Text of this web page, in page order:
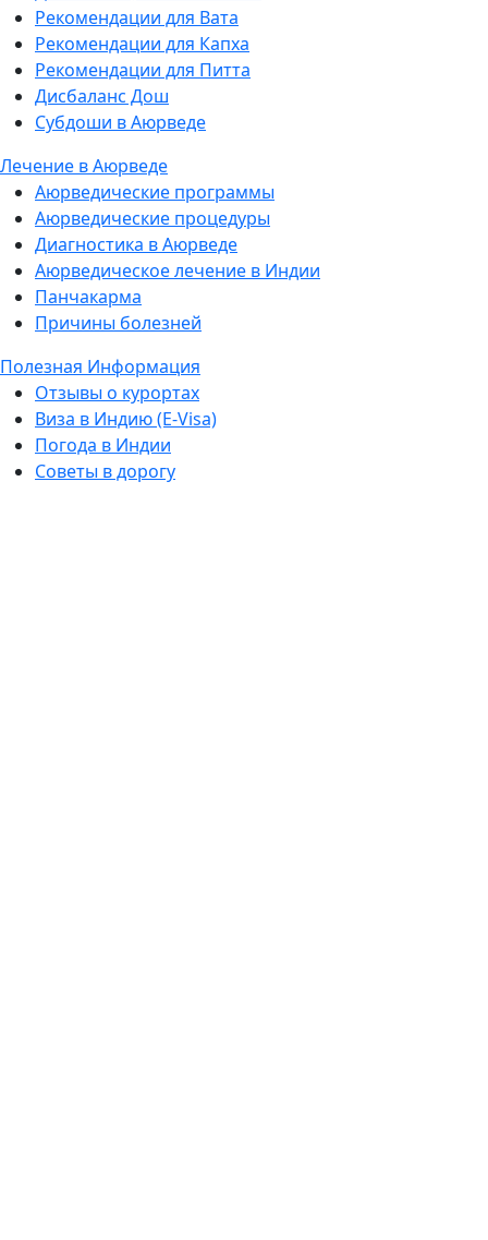
Рекомендации для Вата
Рекомендации для Капха
Рекомендации для Питта
Дисбаланс Дош
Субдоши в Аюрведе
Лечение в Аюрведе
Аюрведические программы
Аюрведические процедуры
Диагностика в Аюрведе
Аюрведическое лечение в Индии
Панчакарма
Причины болезней
Полезная Информация
Отзывы о курортах
Виза в Индию (E-Visa)
Погода в Индии
Советы в дорогу